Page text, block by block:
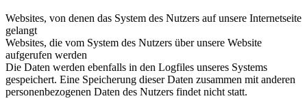
Websites, von denen das System des Nutzers auf unsere Internetseite
gelangt
Websites, die vom System des Nutzers über unsere Website
aufgerufen werden
Die Daten werden ebenfalls in den Logfiles unseres Systems
gespeichert. Eine Speicherung dieser Daten zusammen mit anderen
personenbezogenen Daten des Nutzers findet nicht statt.